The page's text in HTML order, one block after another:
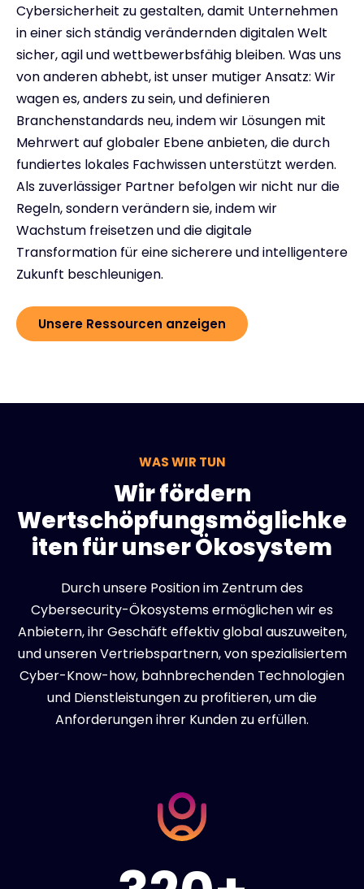
Cybersicherheit zu gestalten, damit Unternehmen
in einer sich ständig verändernden digitalen Welt
sicher, agil und wettbewerbsfähig bleiben. Was uns
von anderen abhebt, ist unser mutiger Ansatz: Wir
wagen es, anders zu sein, und definieren
Branchenstandards neu, indem wir Lösungen mit
Mehrwert auf globaler Ebene anbieten, die durch
fundiertes lokales Fachwissen unterstützt werden.
Als zuverlässiger Partner befolgen wir nicht nur die
Regeln, sondern verändern sie, indem wir
Wachstum freisetzen und die digitale
Transformation für eine sicherere und intelligentere
Zukunft beschleunigen.
Unsere Ressourcen anzeigen
WAS WIR TUN
Wir fördern
Wertschöpfungsmöglichke
iten für unser Ökosystem
Durch unsere Position im Zentrum des
Cybersecurity-Ökosystems ermöglichen wir es
Anbietern, ihr Geschäft effektiv global auszuweiten,
und unseren Vertriebspartnern, von spezialisiertem
Cyber-Know-how, bahnbrechenden Technologien
und Dienstleistungen zu profitieren, um die
Anforderungen ihrer Kunden zu erfüllen.